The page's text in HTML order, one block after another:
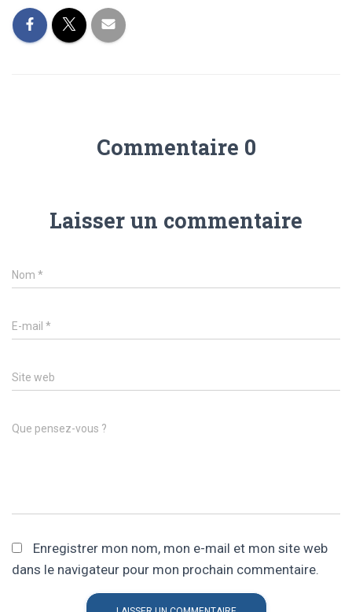
Commentaire 0
Laisser un commentaire
Nom *
E-mail *
Site web
Que pensez-vous ?
Enregistrer mon nom, mon e-mail et mon site web
dans le navigateur pour mon prochain commentaire.